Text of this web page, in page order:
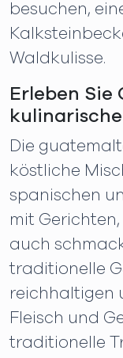
besuchen,
Waldkulisse.
Erleben Sie
Die
köstliche
spanischen
mit
auch
traditionelle
reichhaltigen
Fleisch und
traditionelle